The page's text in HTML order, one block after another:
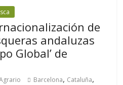
de
andaluzas
Global’ de
Barcelona, Cataluña,